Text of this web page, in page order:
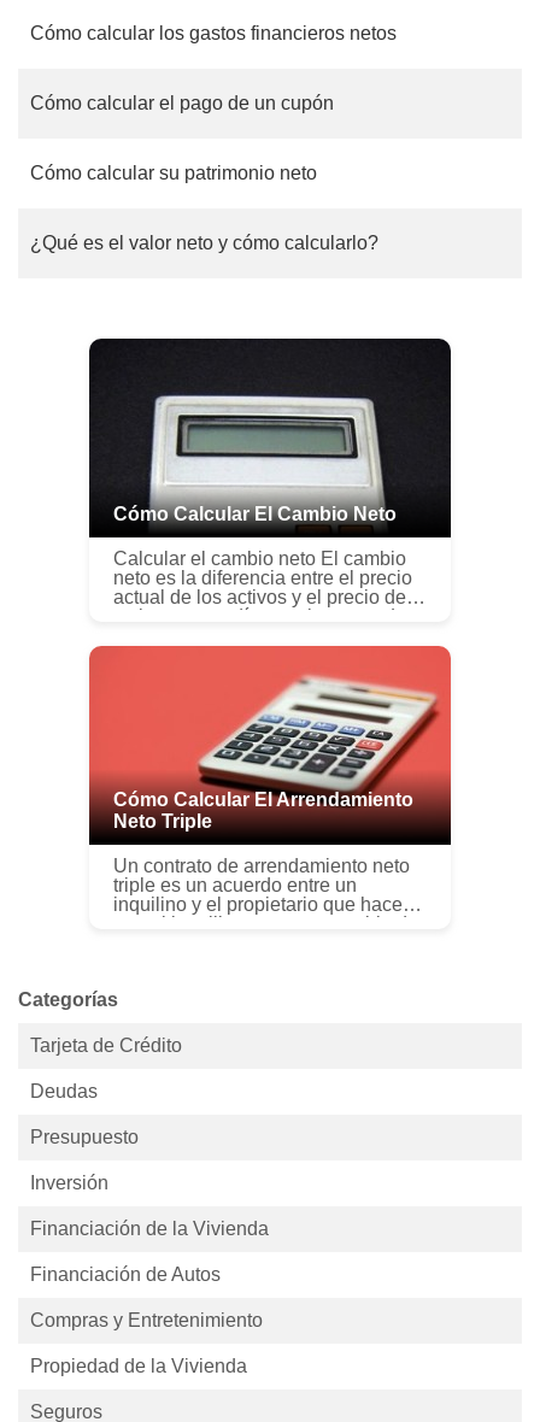
Cómo calcular los gastos financieros netos
Cómo calcular el pago de un cupón
Cómo calcular su patrimonio neto
¿Qué es el valor neto y cómo calcularlo?
Cómo Calcular El Cambio Neto
Calcular el cambio neto El cambio
neto es la diferencia entre el precio
actual de los activos y el precio del
activo en otro día anterior a ese. La
Cómo Calcular El Arrendamiento
Neto Triple
Un contrato de arrendamiento neto
triple es un acuerdo entre un
inquilino y el propietario que hace
que el inquilino sea responsable de
Categorías
Tarjeta de Crédito
Deudas
Presupuesto
Inversión
Financiación de la Vivienda
Financiación de Autos
Compras y Entretenimiento
Propiedad de la Vivienda
Seguros